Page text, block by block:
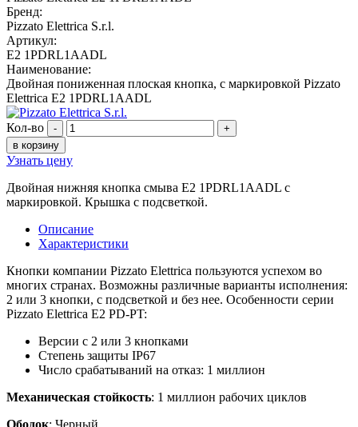
Бренд:
Pizzato Elettrica S.r.l.
Артикул:
E2 1PDRL1AADL
Наименование:
Двойная пониженная плоская кнопка, c маркировкой Pizzato
Elettrica E2 1PDRL1AADL
Кол-во -
+
в корзину
Узнать цену
Двойная нижняя кнопка смыва E2 1PDRL1AADL с
маркировкой. Крышка с подсветкой.
Описание
Характеристики
Кнопки компании Pizzato Elettrica пользуются успехом во
многих странах. Возможны различные варианты исполнения:
2 или 3 кнопки, с подсветкой и без нее. Особенности серии
Pizzato Elettrica E2 PD-PT:
Версии с 2 или 3 кнопками
Степень защиты IP67
Число срабатываний на отказ: 1 миллион
Механическая стойкость: 1 миллион рабочих циклов
Ободок: Черный